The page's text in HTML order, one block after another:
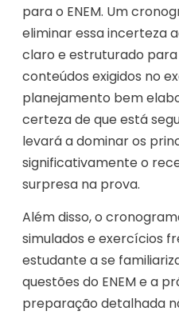
para o ENEM. Um
eliminar essa incerteza
claro e estruturado
conteúdos exigidos no
planejamento bem
certeza de que está
levará a dominar os
significativamente o
surpresa na prova.
Além disso, o
simulados e exercícios
estudante a se
questões do ENEM e a
preparação detalhada